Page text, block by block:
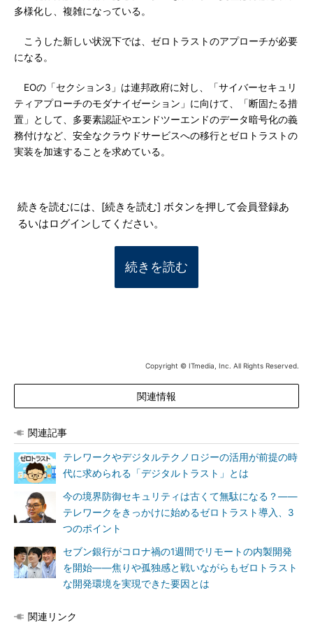
多様化し、複雑になっている。
こうした新しい状況下では、ゼロトラストのアプローチが必要
になる。
EOの「セクション3」は連邦政府に対し、「サイバーセキュリ
ティアプローチのモダナイゼーション」に向けて、「断固たる措
置」として、多要素認証やエンドツーエンドのデータ暗号化の義
務付けなど、安全なクラウドサービスへの移行とゼロトラストの
実装を加速することを求めている。
続きを読むには、[続きを読む] ボタンを押して会員登録あ
るいはログインしてください。
続きを読む
Copyright © ITmedia, Inc. All Rights Reserved.
関連情報
関連記事
テレワークやデジタルテクノロジーの活用が前提の時
代に求められる「デジタルトラスト」とは
今の境界防御セキュリティは古くて無駄になる？――
テレワークをきっかけに始めるゼロトラスト導入、3
つのポイント
セブン銀行がコロナ禍の1週間でリモートの内製開発
を開始――焦りや孤独感と戦いながらもゼロトラスト
な開発環境を実現できた要因とは
関連リンク